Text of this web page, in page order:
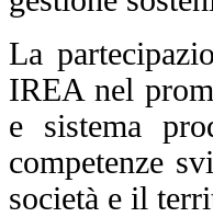
La
IREA nel
e sistema
competenze
società e il